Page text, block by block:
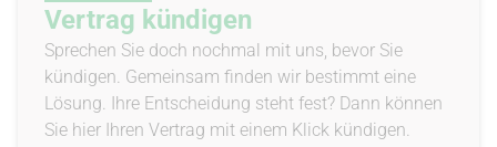
Vertrag kündigen
Sprechen Sie doch nochmal mit uns, bevor Sie
kündigen. Gemeinsam finden wir bestimmt eine
Lösung. Ihre Entscheidung steht fest? Dann können
Sie hier Ihren Vertrag mit einem Klick kündigen.